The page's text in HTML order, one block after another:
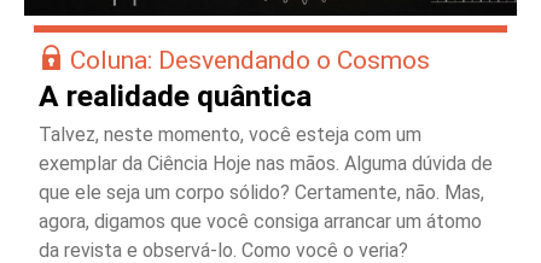
Coluna: Desvendando o Cosmos
A realidade quântica
Talvez, neste momento, você esteja com um
exemplar da Ciência Hoje nas mãos. Alguma dúvida de
que ele seja um corpo sólido? Certamente, não. Mas,
agora, digamos que você consiga arrancar um átomo
da revista e observá-lo. Como você o veria?